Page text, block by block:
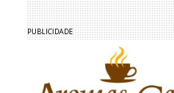
PUBLICIDADE